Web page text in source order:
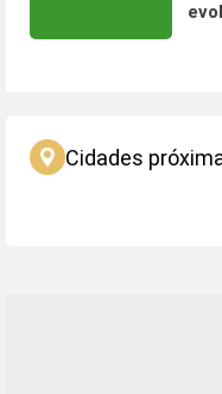
Cidades